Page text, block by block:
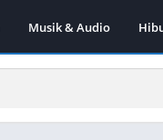
Musik & Audio